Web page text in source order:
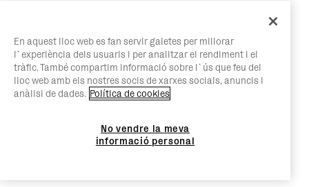
En aquest lloc web es fan servir galetes per millorar
l`experiència dels usuaris i per analitzar el rendiment i el
tràfic. També compartim informació sobre l`ús que feu del
lloc web amb els nostres socis de xarxes socials, anuncis i
anàlisi de dades. Política de cookies
No vendre la meva
informació personal